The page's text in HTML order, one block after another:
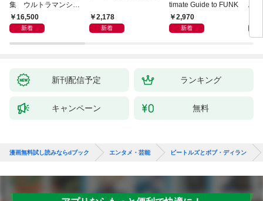
集 ウルトラマンシリ
ーズ６０周年記念 全
ウルトラマン記録大鑑
16,500
新着
2,178
新着
timate Guide to FUNK
2,970
新着
ぶ
ク
新刊配信予定 ランキング
キャンペーン 無料
漫画無料試し読みならdブック エンタメ・芸能 ビートルズとボブ・ディラン